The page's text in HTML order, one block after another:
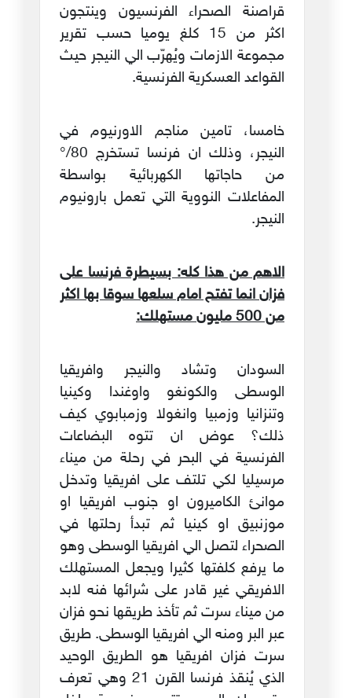
قراصنة الصحراء الفرنسيون وينتجون
اكثر من 15 كلغ يوميا حسب تقرير
مجموعة الازمات ويُهرّب الي النيجر حيث
القواعد العسكرية الفرنسية.
خامسا، تامين مناجم الاورنيوم في
النيجر، وذلك ان فرنسا تستخرج 80/°
من حاجاتها الكهربائية بواسطة
المفاعلات النووية التي تعمل بارونيوم
النيجر.
الاهم من هذا كله: بسيطرة فرنسا على
فزان انما تفتح امام سلعها سوقا بها اكثر
من 500 مليون مستهلك:
السودان وتشاد والنيجر وافريقيا
الوسطى والكونغو واوغندا وكينيا
وتنزانيا وزمبيا وانغولا وزمبابوي كيف
ذلك؟ عوض ان تتوه البضاعات
الفرنسية في البحر في رحلة من ميناء
مرسيليا لكي تلتف على افريقيا وتدخل
موانئ الكاميرون او جنوب افريقيا او
موزنبيق او كينيا ثم تبدأ رحلتها في
الصحراء لتصل الي افريقيا الوسطى وهو
ما يرفع كلفتها كثيرا ويجعل المستهلك
الافريقي غير قادر على شرائها فنه لابد
من ميناء سرت ثم تأخذ طريقها نحو فزان
عبر البر ومنه الي افريقيا الوسطى. طريق
سرت فزان افريقيا هو الطريق الوحيد
الذي يُنقذ فرنسا القرن 21 وهي تعرف